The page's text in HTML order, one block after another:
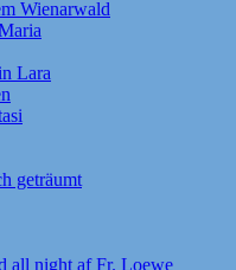
Wienarwald
Lara
geträumt
all night af Fr. Loewe